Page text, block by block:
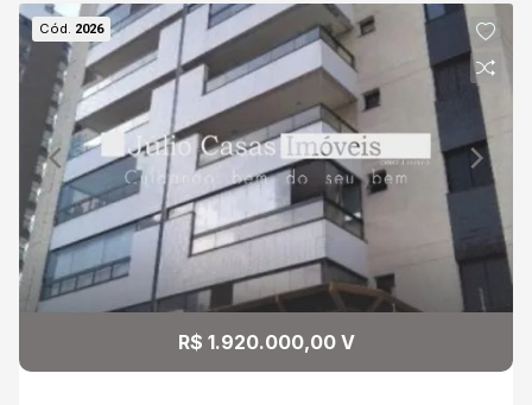
Cód. 2026
R$ 1.920.000,00 V